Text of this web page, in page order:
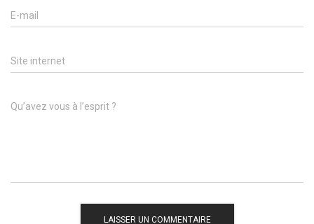
E-mail
Site internet
Qu’avez vous à l’esprit ?